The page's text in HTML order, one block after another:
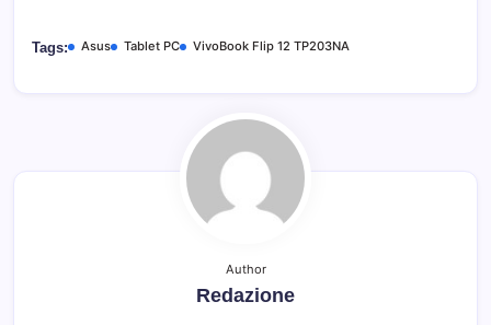
Tags: Asus Tablet PC VivoBook Flip 12 TP203NA
Author
Redazione